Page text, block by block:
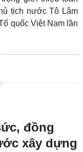
tịch nước Tô Lâm
quốc Việt Nam lần
đồng
xây dựng